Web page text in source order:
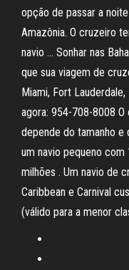
opção de passar a
Amazônia. O cruzeiro
navio … Sonhar nas
que sua viagem de
Miami, Fort
agora: 954-708-8008
depende do tamanho
um navio pequeno
milhões . Um navio de
Caribbean e Carnival
(válido para a menor